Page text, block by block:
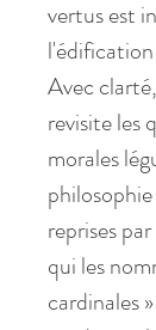
vertus est
Avec
revisite les
morales
reprises
qui les
cardinales